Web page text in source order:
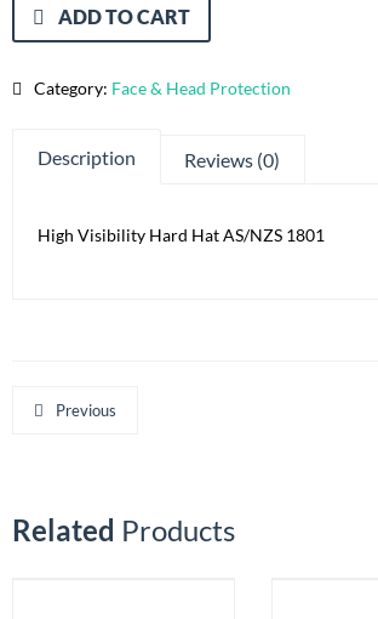
ADD TO CART
Category: Face & Head Protection
Description Reviews (0)
High Visibility Hard Hat AS/NZS 1801
Previous
Related Products